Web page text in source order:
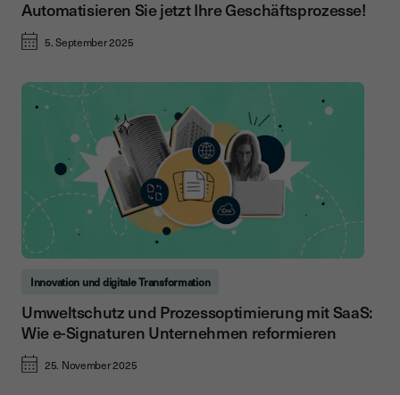
Automatisieren Sie jetzt Ihre Geschäftsprozesse!
5. September 2025
Innovation und digitale Transformation
Umweltschutz und Prozessoptimierung mit SaaS:
Wie e-Signaturen Unternehmen reformieren
25. November 2025